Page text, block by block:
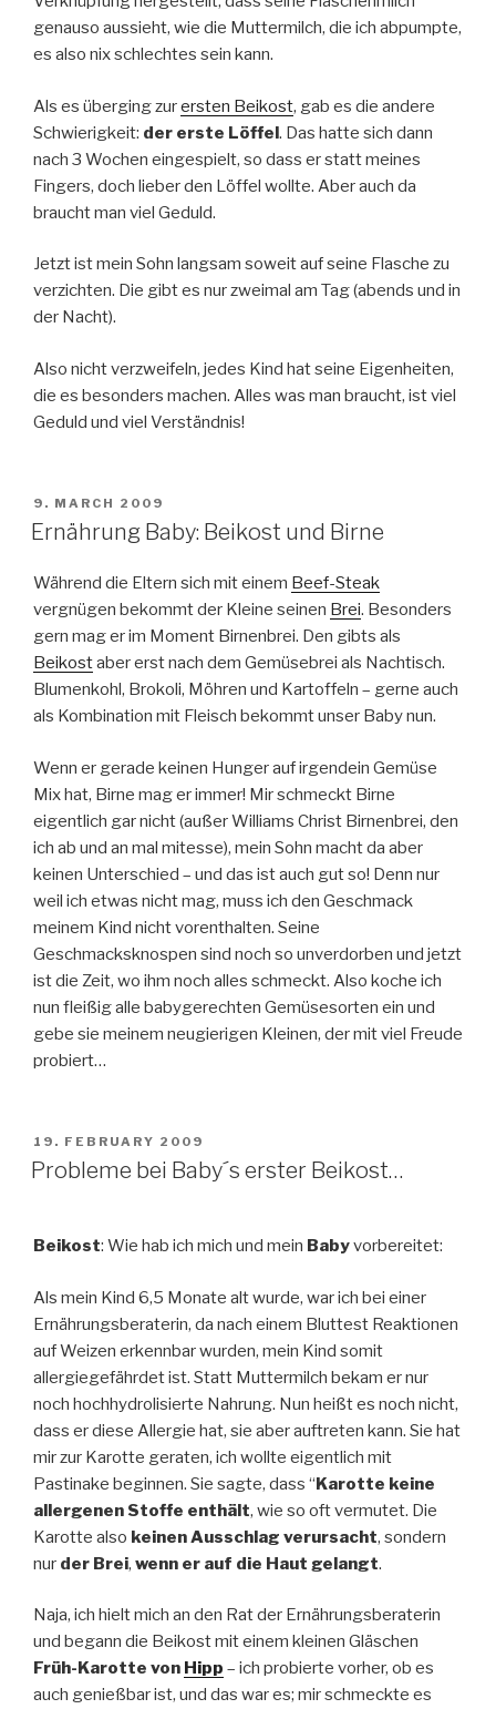
genauso aussieht, wie die Muttermilch, die ich abpumpte,
es also nix schlechtes sein kann.
Als es überging zurersten Beikost, gab es die andere
Schwierigkeit: der erste Löffel. Das hatte sich dann
nach 3 Wochen eingespielt, so dass er statt meines
Fingers, doch lieber den Löffel wollte. Aber auch da
braucht man viel Geduld.
Jetzt ist mein Sohn langsam soweit auf seine Flasche zu
verzichten. Die gibt es nur zweimal am Tag (abends und in
der Nacht).
Also nicht verzweifeln, jedes Kind hat seine Eigenheiten,
die es besonders machen. Alles was man braucht, ist viel
Geduld und viel Verständnis!
POSTED
ON
9. MARCH 2009
Ernährung Baby: Beikost und Birne
Während die Eltern sich mit einem Beef-Steak
vergnügen bekommt der Kleine seinen Brei. Besonders
gern mag er im Moment Birnenbrei. Den gibts als
Beikostaber erst nach dem Gemüsebrei als Nachtisch.
Blumenkohl, Brokoli, Möhren und Kartoffeln – gerne auch
als Kombination mit Fleisch bekommt unser Baby nun.
Wenn er gerade keinen Hunger auf irgendein Gemüse
Mix hat, Birne mag er immer! Mir schmeckt Birne
eigentlich gar nicht (außer Williams Christ Birnenbrei, den
ich ab und an mal mitesse), mein Sohn macht da aber
keinen Unterschied – und das ist auch gut so! Denn nur
weil ich etwas nicht mag, muss ich den Geschmack
meinem Kind nicht vorenthalten. Seine
Geschmacksknospen sind noch so unverdorben und jetzt
ist die Zeit, wo ihm noch alles schmeckt. Also koche ich
nun fleißig alle babygerechten Gemüsesorten ein und
gebe sie meinem neugierigen Kleinen, der mit viel Freude
probiert…
POSTED
ON
19. FEBRUARY 2009
Probleme bei Baby´s erster Beikost…
Beikost: Wie hab ich mich und mein Babyvorbereitet:
Als mein Kind 6,5 Monate alt wurde, war ich bei einer
Ernährungsberaterin, da nach einem Bluttest Reaktionen
auf Weizen erkennbar wurden, mein Kind somit
allergiegefährdet ist. Statt Muttermilch bekam er nur
noch hochhydrolisierte Nahrung. Nun heißt es noch nicht,
dass er diese Allergie hat, sie aber auftreten kann. Sie hat
mir zur Karotte geraten, ich wollte eigentlich mit
Pastinake beginnen. Sie sagte, dass “Karotte keine
allergenen Stoffe enthält, wie so oft vermutet. Die
Karotte also keinen Ausschlag verursacht, sondern
nur der Brei, wenn er auf die Haut gelangt.
Naja, ich hielt mich an den Rat der Ernährungsberaterin
und begann die Beikost mit einem kleinen Gläschen
Früh-Karotte von Hipp – ich probierte vorher, ob es
auch genießbar ist, und das war es; mir schmeckte es